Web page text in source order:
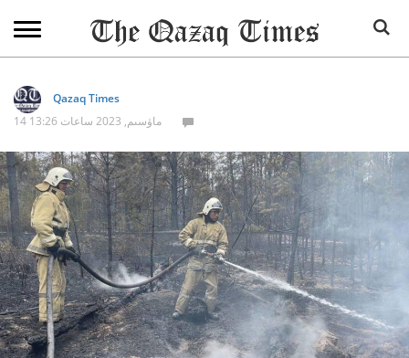
Qazaq Times
14 ماۋسىم, 2023 ساعات 13:26